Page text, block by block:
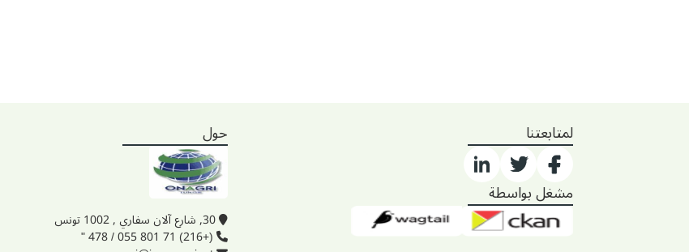
لمتابعتنا
مشغل بواسطة
حول
30, شارع آلان سفاري , 1002 تونس
(+216) 71 801 055 / 478 "